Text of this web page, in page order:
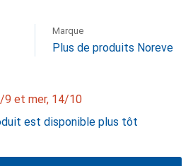
Marque
Plus de produits Noreve
9 et mer, 14/10
est disponible plus tôt